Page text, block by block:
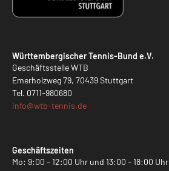
Württembergischer Tennis-Bund e.V.
Geschäftsstelle WTB
Emerholzweg 79, 70439 Stuttgart
Tel. 0711-980680
info@wtb-tennis.de
Geschäftszeiten
Mo: 9:00 – 12:00 Uhr und 13:00 – 18:00 Uhr